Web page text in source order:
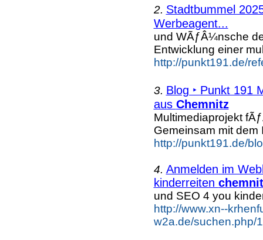
2. Stadtbummel
Werbeagent...
und WÃƒÂ¼nsche
Entwicklung einer
http://punkt191.de/
3. Blog ‣ Punkt 191
aus Chemnitz
Multimediaprojekt
Gemeinsam mit dem
http://punkt191.de/
4. Anmelden im
kinderreiten
und SEO 4 you
http://www.xn--
w2a.de/suchen.php/